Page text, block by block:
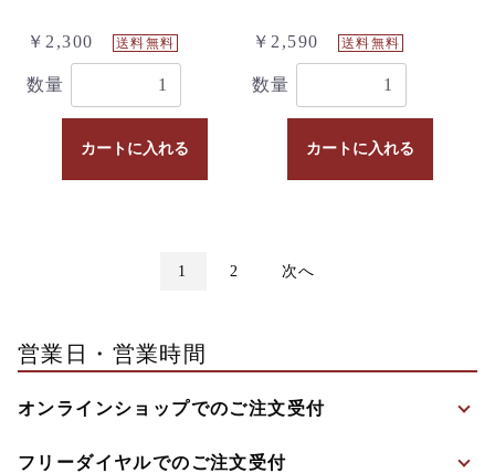
￥2,300 送料無料
数量
カートに入れる
￥2,590 送料無料
数量
カートに入れる
1 2 次へ
営業日・営業時間
オンラインショップでのご注文受付
フリーダイヤルでのご注文受付